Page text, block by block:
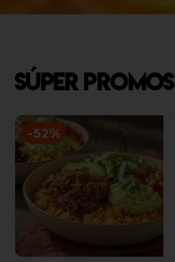
Súper Promos
-52%